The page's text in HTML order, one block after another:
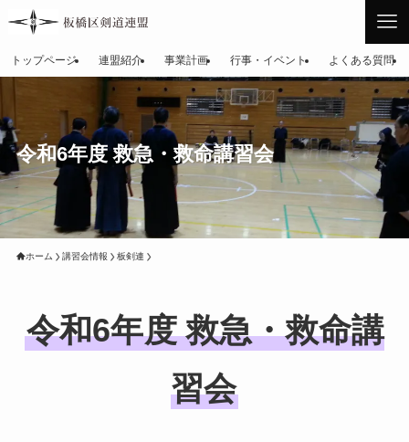
トップページ 連盟紹介 事業計画 行事・イベント よくある質問
令和6年度 救急・救命講習会
ホーム 講習会情報 板剣連
令和6年度 救急・救命講
習会